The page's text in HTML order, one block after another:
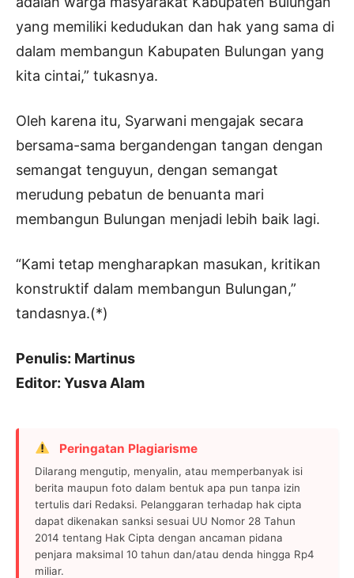
yang memiliki kedudukan dan hak yang sama di
dalam membangun Kabupaten Bulungan yang
kita cintai,” tukasnya.
Oleh karena itu, Syarwani mengajak secara
bersama-sama bergandengan tangan dengan
semangat tenguyun, dengan semangat
merudung pebatun de benuanta mari
membangun Bulungan menjadi lebih baik lagi.
“Kami tetap mengharapkan masukan, kritikan
konstruktif dalam membangun Bulungan,”
tandasnya.(*)
Penulis: Martinus
Editor: Yusva Alam
Peringatan Plagiarisme
Dilarang mengutip, menyalin, atau memperbanyak isi
berita maupun foto dalam bentuk apa pun tanpa izin
tertulis dari Redaksi. Pelanggaran terhadap hak cipta
dapat dikenakan sanksi sesuai UU Nomor 28 Tahun
2014 tentang Hak Cipta dengan ancaman pidana
penjara maksimal 10 tahun dan/atau denda hingga Rp4
miliar.